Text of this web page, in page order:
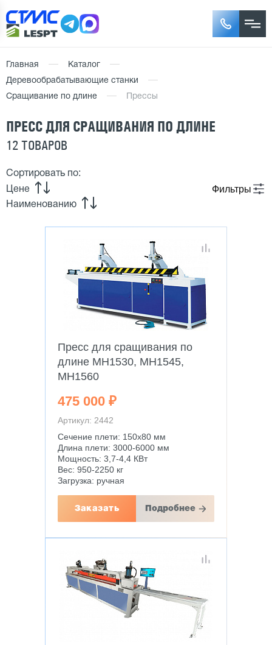
Главная
Каталог
Деревообрабатывающие станки
Сращивание по длине
Прессы
ПРЕСС ДЛЯ СРАЩИВАНИЯ ПО ДЛИНЕ
12 ТОВАРОВ
Фильтры
Сортировать по:
Цене
Наименованию
Пресс для сращивания по
длине MH1530, MH1545,
MH1560
475 000 ₽
Артикул: 2442
Сечение плети: 150х80 мм
Длина плети: 3000-6000 мм
Мощность: 3,7-4,4 КВт
Вес: 950-2250 кг
Загрузка: ручная
Заказать Подробнее